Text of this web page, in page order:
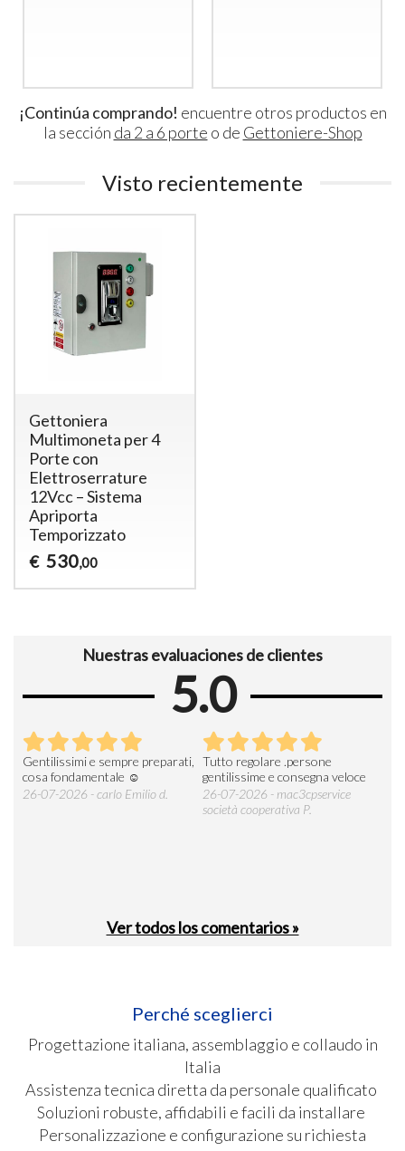
¡Continúa comprando! encuentre otros productos en
la sección da 2 a 6 porte o de Gettoniere-Shop
Visto recientemente
Gettoniera
Multimoneta per 4
Porte con
Elettroserrature
12Vcc – Sistema
Apriporta
Temporizzato
€ 530,00
Nuestras evaluaciones de clientes
5.0
Gentilissimi e sempre preparati,
cosa fondamentale ☺️
26-07-2026 - carlo Emilio d.
Tutto regolare .persone
gentilissime e consegna veloce
26-07-2026 - mac3cpservice
società cooperativa P.
Ver todos los comentarios »
Perché sceglierci
Progettazione italiana, assemblaggio e collaudo in
Italia
Assistenza tecnica diretta da personale qualificato
Soluzioni robuste, affidabili e facili da installare
Personalizzazione e configurazione su richiesta